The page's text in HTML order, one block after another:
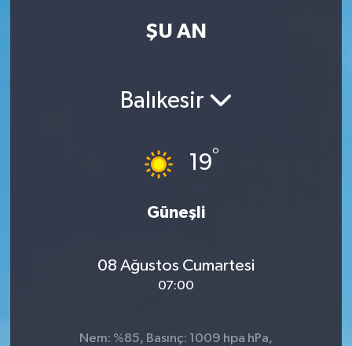
ŞU AN
Balıkesir
19°
Güneşli
08 Ağustos Cumartesi
07:00
Nem: %85, Basınç: 1009 hpa hPa,